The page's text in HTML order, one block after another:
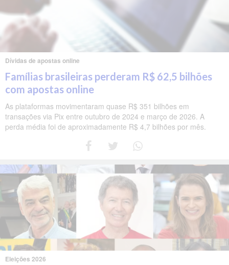
Dívidas de apostas online
Famílias brasileiras perderam R$ 62,5 bilhões
com apostas online
As plataformas movimentaram quase R$ 351 bilhões em
transações via Pix entre outubro de 2024 e março de 2026. A
perda média foi de aproximadamente R$ 4,7 bilhões por mês.
Eleições 2026